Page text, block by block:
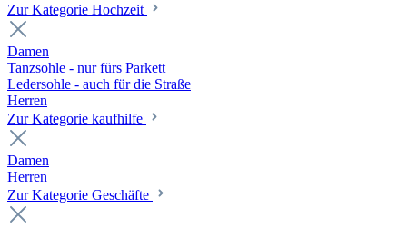
Zur Kategorie Hochzeit
Damen
Tanzsohle - nur fürs Parkett
Ledersohle - auch für die Straße
Herren
Zur Kategorie kaufhilfe
Damen
Herren
Zur Kategorie Geschäfte